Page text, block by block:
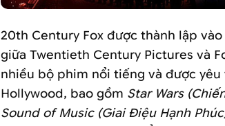
20th Century Fox được thành lập
giữa Twentieth Century Pictures và
nhiều bộ phim nổi tiếng và được
Hollywood, bao gồm Star Wars
Sound of Music (Giai Điệu Hạnh